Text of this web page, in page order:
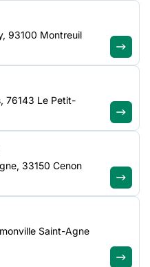
les analyses,
de
93100 Montreuil
76143 Le Petit-
33150 Cenon
Saint-Agne